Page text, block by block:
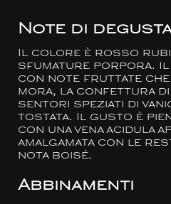
Note di
Il colore è rosso
sfumature porpora.
con note fruttate
mora, la confettura
sentori speziati di
tostata. Il gusto è
con una vena acidula
amalgamata con le
nota boisé.
Abbinamenti